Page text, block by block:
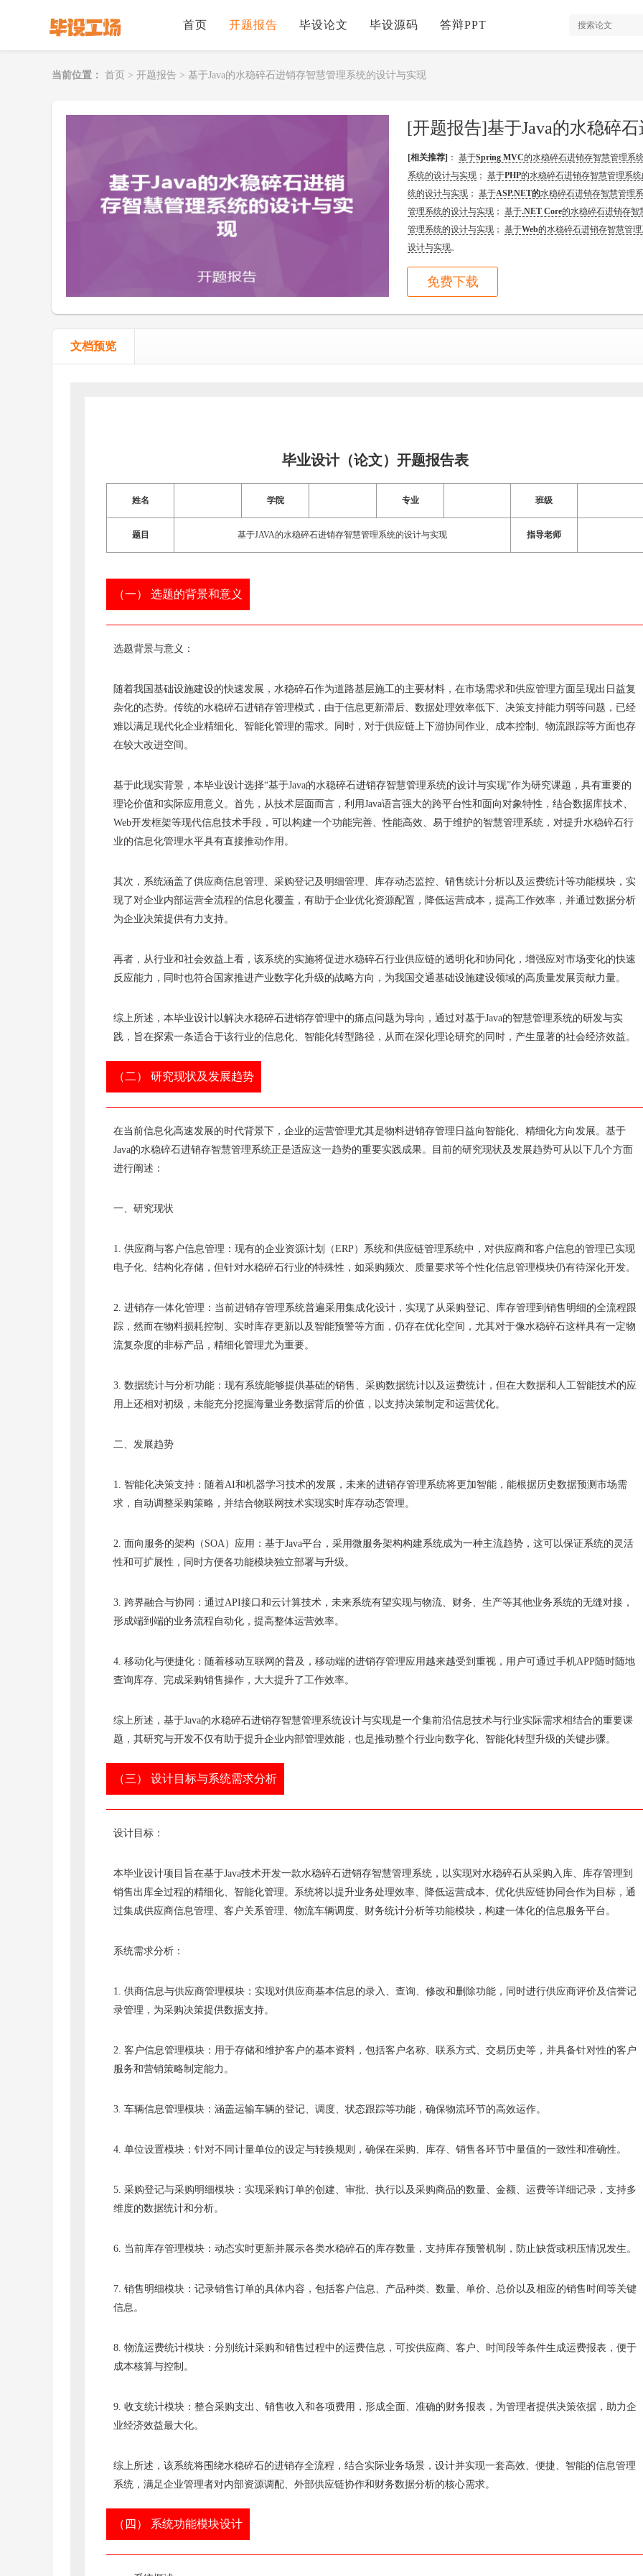
首页 开题报告 毕设论文 毕设源码 答辩PPT
当前位置： 首页 > 开题报告 > 基于Java的水稳碎石进销存智慧管理系统的设计与实现
[相关推荐] ： 基于Spring MVC的水稳碎石进销存智慧管理系
系统的设计与实现 ； 基于PHP的水稳碎石进销存智慧管理系
统的设计与实现 ； 基于ASP.NET的水稳碎石进销存智慧管理
管理系统的设计与实现 ； 基于.NET Core的水稳碎石进销存智
管理系统的设计与实现 ； 基于Web的水稳碎石进销存智慧管
设计与实现。
免费下载
文档预览
毕业设计（论文）开题报告表
姓名 学院 专业 班级
题目 基于JAVA的水稳碎石进销存智慧管理系统的设计与实现 指导老师
（一） 选题的背景和意义
选题背景与意义：
随着我国基础设施建设的快速发展，水稳碎石作为道路基层施工的主要材料，在市场需求和供应管理方面呈现出日益复
杂化的态势。传统的水稳碎石进销存管理模式，由于信息更新滞后、数据处理效率低下、决策支持能力弱等问题，已经
难以满足现代化企业精细化、智能化管理的需求。同时，对于供应链上下游协同作业、成本控制、物流跟踪等方面也存
在较大改进空间。
基于此现实背景，本毕业设计选择“基于Java的水稳碎石进销存智慧管理系统的设计与实现”作为研究课题，具有重要的
理论价值和实际应用意义。首先，从技术层面而言，利用Java语言强大的跨平台性和面向对象特性，结合数据库技术、
Web开发框架等现代信息技术手段，可以构建一个功能完善、性能高效、易于维护的智慧管理系统，对提升水稳碎石行
业的信息化管理水平具有直接推动作用。
其次，系统涵盖了供应商信息管理、采购登记及明细管理、库存动态监控、销售统计分析以及运费统计等功能模块，实
现了对企业内部运营全流程的信息化覆盖，有助于企业优化资源配置，降低运营成本，提高工作效率，并通过数据分析
为企业决策提供有力支持。
再者，从行业和社会效益上看，该系统的实施将促进水稳碎石行业供应链的透明化和协同化，增强应对市场变化的快速
反应能力，同时也符合国家推进产业数字化升级的战略方向，为我国交通基础设施建设领域的高质量发展贡献力量。
综上所述，本毕业设计以解决水稳碎石进销存管理中的痛点问题为导向，通过对基于Java的智慧管理系统的研发与实
践，旨在探索一条适合于该行业的信息化、智能化转型路径，从而在深化理论研究的同时，产生显著的社会经济效益。
（二） 研究现状及发展趋势
在当前信息化高速发展的时代背景下，企业的运营管理尤其是物料进销存管理日益向智能化、精细化方向发展。基于
Java的水稳碎石进销存智慧管理系统正是适应这一趋势的重要实践成果。目前的研究现状及发展趋势可从以下几个方面
进行阐述：
一、研究现状
1. 供应商与客户信息管理：现有的企业资源计划（ERP）系统和供应链管理系统中，对供应商和客户信息的管理已实现
电子化、结构化存储，但针对水稳碎石行业的特殊性，如采购频次、质量要求等个性化信息管理模块仍有待深化开发。
2. 进销存一体化管理：当前进销存管理系统普遍采用集成化设计，实现了从采购登记、库存管理到销售明细的全流程跟
踪，然而在物料损耗控制、实时库存更新以及智能预警等方面，仍存在优化空间，尤其对于像水稳碎石这样具有一定物
流复杂度的非标产品，精细化管理尤为重要。
3. 数据统计与分析功能：现有系统能够提供基础的销售、采购数据统计以及运费统计，但在大数据和人工智能技术的应
用上还相对初级，未能充分挖掘海量业务数据背后的价值，以支持决策制定和运营优化。
二、发展趋势
1. 智能化决策支持：随着AI和机器学习技术的发展，未来的进销存管理系统将更加智能，能根据历史数据预测市场需
求，自动调整采购策略，并结合物联网技术实现实时库存动态管理。
2. 面向服务的架构（SOA）应用：基于Java平台，采用微服务架构构建系统成为一种主流趋势，这可以保证系统的灵活
性和可扩展性，同时方便各功能模块独立部署与升级。
3. 跨界融合与协同：通过API接口和云计算技术，未来系统有望实现与物流、财务、生产等其他业务系统的无缝对接，
形成端到端的业务流程自动化，提高整体运营效率。
4. 移动化与便捷化：随着移动互联网的普及，移动端的进销存管理应用越来越受到重视，用户可通过手机APP随时随地
查询库存、完成采购销售操作，大大提升了工作效率。
综上所述，基于Java的水稳碎石进销存智慧管理系统设计与实现是一个集前沿信息技术与行业实际需求相结合的重要课
题，其研究与开发不仅有助于提升企业内部管理效能，也是推动整个行业向数字化、智能化转型升级的关键步骤。
（三） 设计目标与系统需求分析
设计目标：
本毕业设计项目旨在基于Java技术开发一款水稳碎石进销存智慧管理系统，以实现对水稳碎石从采购入库、库存管理到
销售出库全过程的精细化、智能化管理。系统将以提升业务处理效率、降低运营成本、优化供应链协同合作为目标，通
过集成供应商信息管理、客户关系管理、物流车辆调度、财务统计分析等功能模块，构建一体化的信息服务平台。
系统需求分析：
1. 供商信息与供应商管理模块：实现对供应商基本信息的录入、查询、修改和删除功能，同时进行供应商评价及信誉记
录管理，为采购决策提供数据支持。
2. 客户信息管理模块：用于存储和维护客户的基本资料，包括客户名称、联系方式、交易历史等，并具备针对性的客户
服务和营销策略制定能力。
3. 车辆信息管理模块：涵盖运输车辆的登记、调度、状态跟踪等功能，确保物流环节的高效运作。
4. 单位设置模块：针对不同计量单位的设定与转换规则，确保在采购、库存、销售各环节中量值的一致性和准确性。
5. 采购登记与采购明细模块：实现采购订单的创建、审批、执行以及采购商品的数量、金额、运费等详细记录，支持多
维度的数据统计和分析。
6. 当前库存管理模块：动态实时更新并展示各类水稳碎石的库存数量，支持库存预警机制，防止缺货或积压情况发生。
7. 销售明细模块：记录销售订单的具体内容，包括客户信息、产品种类、数量、单价、总价以及相应的销售时间等关键
信息。
8. 物流运费统计模块：分别统计采购和销售过程中的运费信息，可按供应商、客户、时间段等条件生成运费报表，便于
成本核算与控制。
9. 收支统计模块：整合采购支出、销售收入和各项费用，形成全面、准确的财务报表，为管理者提供决策依据，助力企
业经济效益最大化。
综上所述，该系统将围绕水稳碎石的进销存全流程，结合实际业务场景，设计并实现一套高效、便捷、智能的信息管理
系统，满足企业管理者对内部资源调配、外部供应链协作和财务数据分析的核心需求。
（四） 系统功能模块设计